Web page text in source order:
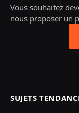
Vous souhaitez
nous proposer un
SUJETS